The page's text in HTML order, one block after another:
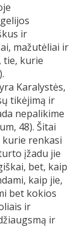
ir
mažutėliai ir
tie, kurie
Karalystės,
tikėjimą ir
nepalikime
48). Šitai
renkasi
įžadu jie
bet, kaip
kaip jie,
bet kokios
ir
ir